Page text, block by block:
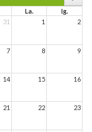
La.
Ig.
31 1 2
7 8 9
14 15 16
21 22 23